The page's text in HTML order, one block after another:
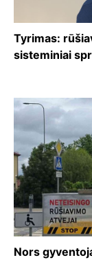
Tyrimas:
sisteminiai
Nors